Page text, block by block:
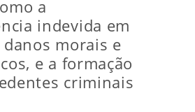
a
indevida em
morais e
e a formação
criminais